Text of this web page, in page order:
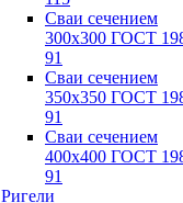
Сваи сечением
300х300 ГОСТ
91
Сваи сечением
350х350 ГОСТ
91
Сваи сечением
400х400 ГОСТ
91
Ригели